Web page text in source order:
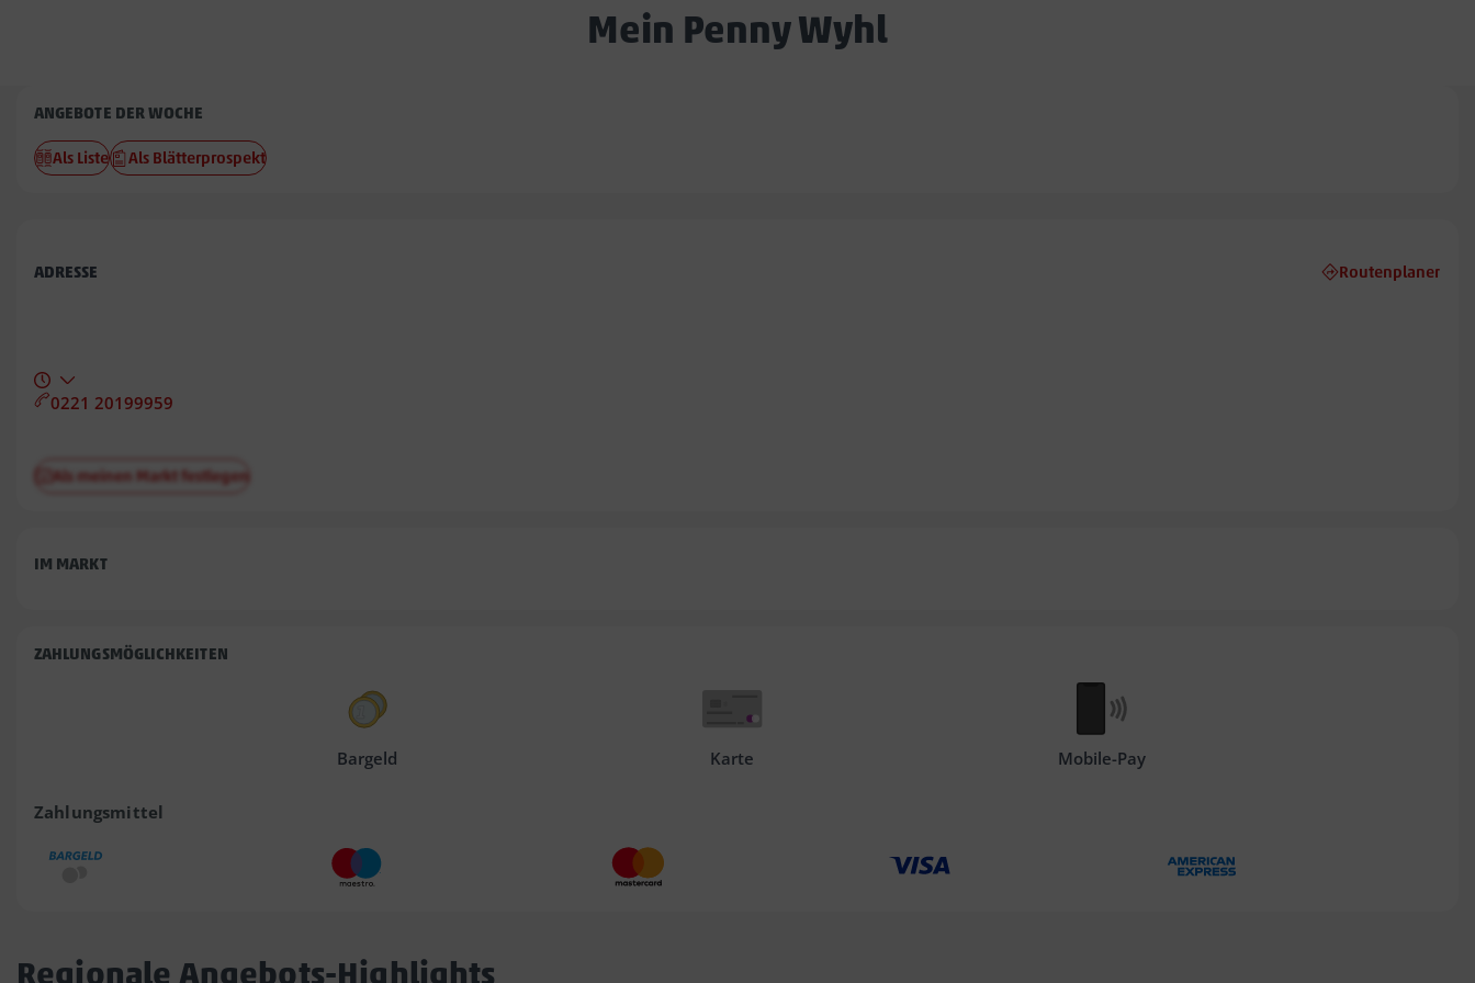
Mein Penny Wyhl
Penny
Wyhl
ANGEBOTE DER WOCHE
Als Liste Als Blätterprospekt
ADRESSE Routenplaner
0221 20199959
Als meinen Markt festlegen
IM MARKT
ZAHLUNGSMÖGLICHKEITEN
Bargeld Karte Mobile-Pay
Zahlungsmittel
Regionale Angebots-Highlights